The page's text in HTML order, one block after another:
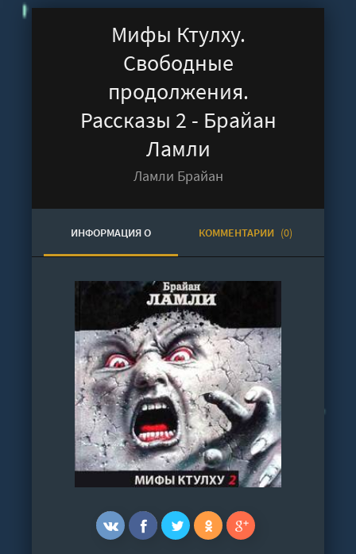
Мифы Ктулху.
Свободные
продолжения.
Рассказы 2 - Брайан
Ламли
Ламли Брайан
ИНФОРМАЦИЯ О
АУДИОКНИГЕ
КОММЕНТАРИИ (0)